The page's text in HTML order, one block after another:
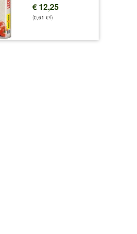
€ 12,25
(0,61 €/l)